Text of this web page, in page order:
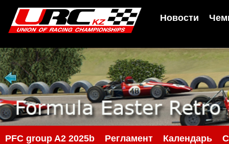
Новости
PFС group A2 2025b Регламент Календарь